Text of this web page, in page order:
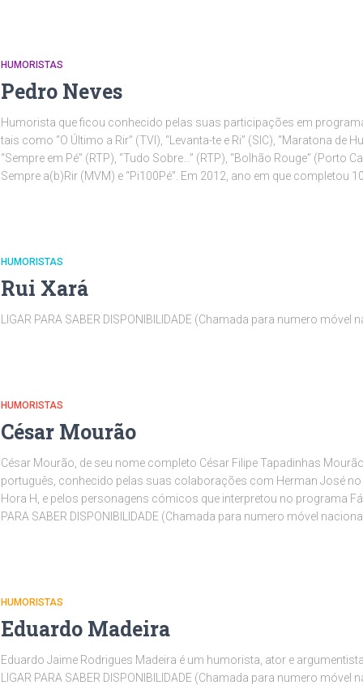
HUMORISTAS
Pedro Neves
Humorista que ficou conhecido pelas suas participações em
tais como “O Último a Rir” (TVI), “Levanta-te e Ri” (SIC), “Maratona de
“Sempre em Pé” (RTP), “Tudo Sobre…” (RTP), “Bolhão Rouge” (Porto
Sempre a(b)Rir (MVM) e “Pi100Pé”. Em 2012, ano em que completou 10
HUMORISTAS
Rui Xará
LIGAR PARA SABER DISPONIBILIDADE (Chamada para numero móvel
HUMORISTAS
César Mourão
César Mourão, de seu nome completo César Filipe Tapadinhas
português, conhecido pelas suas colaborações com Herman José
Hora H, e pelos personagens cómicos que interpretou no programa
PARA SABER DISPONIBILIDADE (Chamada para numero móvel
HUMORISTAS
Eduardo Madeira
Eduardo Jaime Rodrigues Madeira é um humorista, ator e
LIGAR PARA SABER DISPONIBILIDADE (Chamada para numero móvel